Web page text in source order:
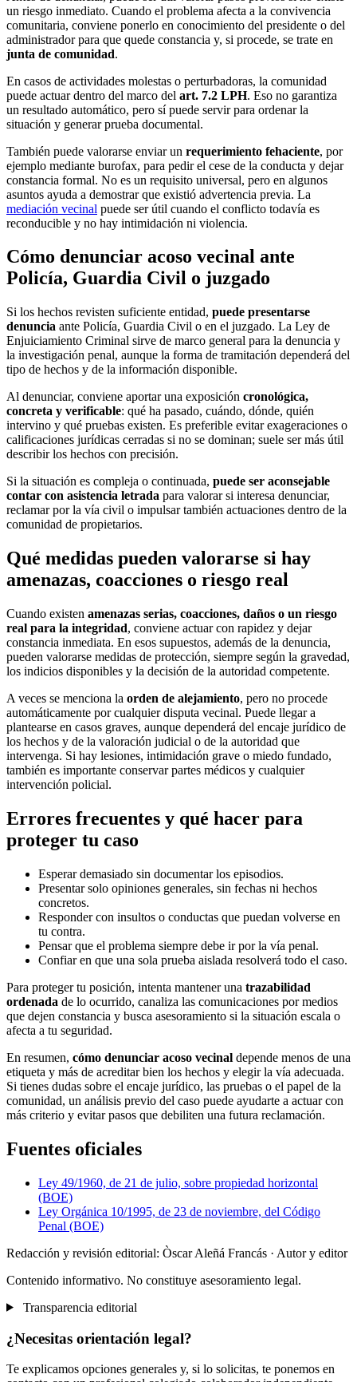
un riesgo inmediato. Cuando el problema afecta a la convivencia
comunitaria, conviene ponerlo en conocimiento del presidente o del
administrador para que quede constancia y, si procede, se trate en
junta de comunidad.
En casos de actividades molestas o perturbadoras, la comunidad
puede actuar dentro del marco del art. 7.2 LPH. Eso no garantiza
un resultado automático, pero sí puede servir para ordenar la
situación y generar prueba documental.
También puede valorarse enviar un requerimiento fehaciente, por
ejemplo mediante burofax, para pedir el cese de la conducta y dejar
constancia formal. No es un requisito universal, pero en algunos
asuntos ayuda a demostrar que existió advertencia previa. La
mediación vecinal puede ser útil cuando el conflicto todavía es
reconducible y no hay intimidación ni violencia.
Cómo denunciar acoso vecinal ante
Policía, Guardia Civil o juzgado
Si los hechos revisten suficiente entidad, puede presentarse
denuncia ante Policía, Guardia Civil o en el juzgado. La Ley de
Enjuiciamiento Criminal sirve de marco general para la denuncia y
la investigación penal, aunque la forma de tramitación dependerá del
tipo de hechos y de la información disponible.
Al denunciar, conviene aportar una exposición cronológica,
concreta y verificable: qué ha pasado, cuándo, dónde, quién
intervino y qué pruebas existen. Es preferible evitar exageraciones o
calificaciones jurídicas cerradas si no se dominan; suele ser más útil
describir los hechos con precisión.
Si la situación es compleja o continuada, puede ser aconsejable
contar con asistencia letrada para valorar si interesa denunciar,
reclamar por la vía civil o impulsar también actuaciones dentro de la
comunidad de propietarios.
Qué medidas pueden valorarse si hay
amenazas, coacciones o riesgo real
Cuando existen amenazas serias, coacciones, daños o un riesgo
real para la integridad, conviene actuar con rapidez y dejar
constancia inmediata. En esos supuestos, además de la denuncia,
pueden valorarse medidas de protección, siempre según la gravedad,
los indicios disponibles y la decisión de la autoridad competente.
A veces se menciona la orden de alejamiento, pero no procede
automáticamente por cualquier disputa vecinal. Puede llegar a
plantearse en casos graves, aunque dependerá del encaje jurídico de
los hechos y de la valoración judicial o de la autoridad que
intervenga. Si hay lesiones, intimidación grave o miedo fundado,
también es importante conservar partes médicos y cualquier
intervención policial.
Errores frecuentes y qué hacer para
proteger tu caso
Esperar demasiado sin documentar los episodios.
Presentar solo opiniones generales, sin fechas ni hechos
concretos.
Responder con insultos o conductas que puedan volverse en
tu contra.
Pensar que el problema siempre debe ir por la vía penal.
Confiar en que una sola prueba aislada resolverá todo el caso.
Para proteger tu posición, intenta mantener una trazabilidad
ordenada de lo ocurrido, canaliza las comunicaciones por medios
que dejen constancia y busca asesoramiento si la situación escala o
afecta a tu seguridad.
En resumen, cómo denunciar acoso vecinal depende menos de una
etiqueta y más de acreditar bien los hechos y elegir la vía adecuada.
Si tienes dudas sobre el encaje jurídico, las pruebas o el papel de la
comunidad, un análisis previo del caso puede ayudarte a actuar con
más criterio y evitar pasos que debiliten una futura reclamación.
Fuentes oficiales
Ley 49/1960, de 21 de julio, sobre propiedad horizontal
(BOE)
Ley Orgánica 10/1995, de 23 de noviembre, del Código
Penal (BOE)
Redacción y revisión editorial: Òscar Aleñá Francás · Autor y editor
Contenido informativo. No constituye asesoramiento legal.
Transparencia editorial
¿Necesitas orientación legal?
Te explicamos opciones generales y, si lo solicitas, te ponemos en